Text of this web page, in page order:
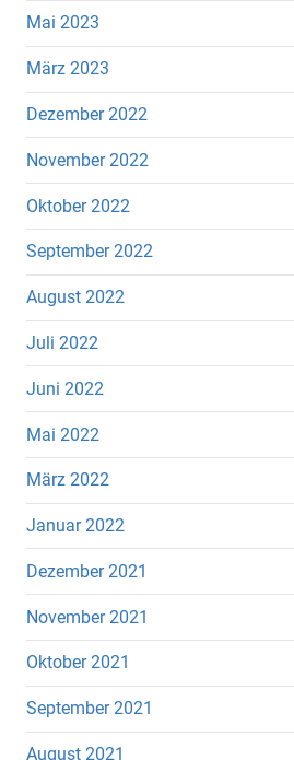
Mai 2023
März 2023
Dezember 2022
November 2022
Oktober 2022
September 2022
August 2022
Juli 2022
Juni 2022
Mai 2022
März 2022
Januar 2022
Dezember 2021
November 2021
Oktober 2021
September 2021
August 2021